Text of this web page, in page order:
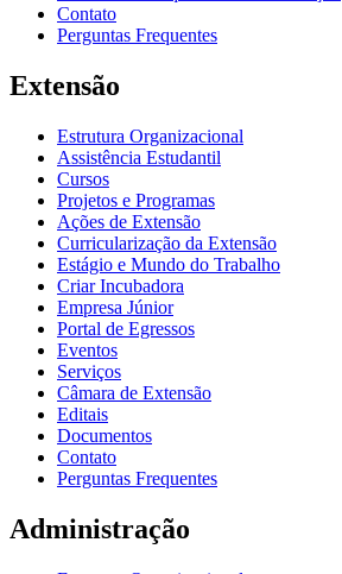
Contato
Perguntas Frequentes
Extensão
Estrutura Organizacional
Assistência Estudantil
Cursos
Projetos e Programas
Ações de Extensão
Curricularização da Extensão
Estágio e Mundo do Trabalho
Criar Incubadora
Empresa Júnior
Portal de Egressos
Eventos
Serviços
Câmara de Extensão
Editais
Documentos
Contato
Perguntas Frequentes
Administração